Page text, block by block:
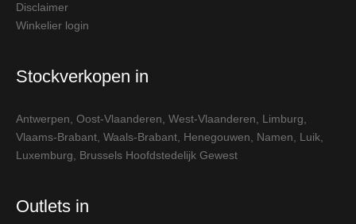
Disclaimer
Winkelier login
Stockverkopen in
Antwerpen Oost-Vlaanderen West-Vlaanderen Limburg
Vlaams-Brabant Waals-Brabant Henegouwen Namen Luik
Luxemburg
Brussels Hoofdstedelijk Gewest
Outlets in